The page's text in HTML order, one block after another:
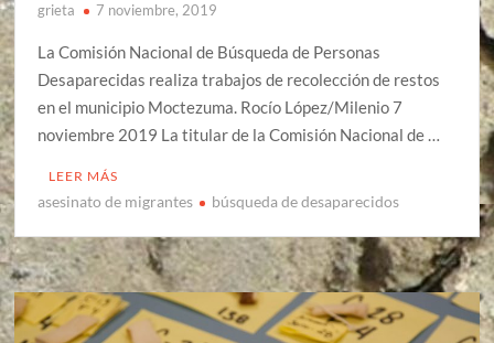
grieta 7 noviembre, 2019
La Comisión Nacional de Búsqueda de Personas
Desaparecidas realiza trabajos de recolección de restos
en el municipio Moctezuma. Rocío López/Milenio 7
noviembre 2019 La titular de la Comisión Nacional de …
LEER MÁS
asesinato de migrantes búsqueda de desaparecidos